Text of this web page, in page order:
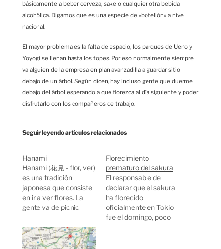
básicamente a beber cerveza, sake o cualquier otra bebida
alcohólica. Digamos que es una especie de «botellón» a nivel
nacional.
El mayor problema es la falta de espacio, los parques de Ueno y
Yoyogi se llenan hasta los topes. Por eso normalmente siempre
va alguien de la empresa en plan avanzadilla a guardar sitio
debajo de un árbol. Según dicen, hay incluso gente que duerme
debajo del árbol esperando a que florezca al día siguiente y poder
disfrutarlo con los compañeros de trabajo.
Seguir leyendo artículos relacionados
Hanami
Hanami (花見 - flor, ver)
es una tradición
japonesa que consiste
en ir a ver flores. La
gente va de picnic
florecidos. El hanami
más importante del
año es el de la flor del
Florecimiento
prematuro del sakura
El responsable de
declarar que el sakura
ha florecido
oficialmente en Tokio
fue el domingo, poco